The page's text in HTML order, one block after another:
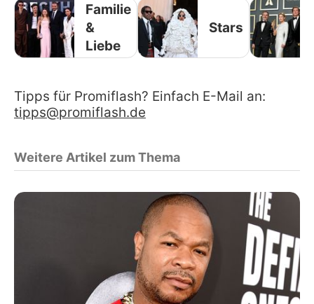
Familie
&
Liebe
Stars
Tipps für Promiflash? Einfach E-Mail an:
tipps@promiflash.de
Weitere Artikel zum Thema